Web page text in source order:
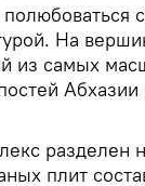
На
из самых
разделен
плит